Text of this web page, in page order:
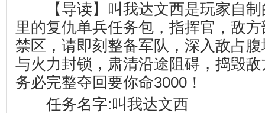
【导读】叫我达文西是玩家自制
里的复仇单兵任务包，指挥官，敌
禁区，请即刻整备军队，深入敌占
与火力封锁，肃清沿途阻碍，捣毁
务必完整夺回要你命3000！
任务名字:叫我达文西